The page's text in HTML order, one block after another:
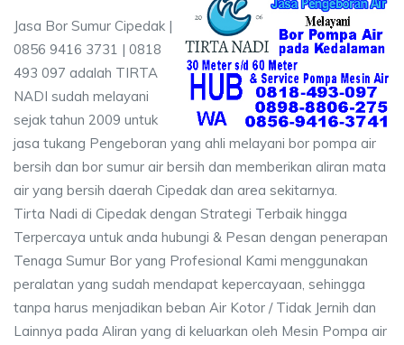
Jasa Bor Sumur Cipedak |
0856 9416 3731 | 0818
493 097 adalah TIRTA
NADI sudah melayani
sejak tahun 2009 untuk
jasa tukang Pengeboran yang ahli melayani bor pompa air
bersih dan bor sumur air bersih dan memberikan aliran mata
air yang bersih daerah Cipedak dan area sekitarnya.
Tirta Nadi di Cipedak dengan Strategi Terbaik hingga
Terpercaya untuk anda hubungi & Pesan dengan penerapan
Tenaga Sumur Bor yang Profesional Kami menggunakan
peralatan yang sudah mendapat kepercayaan, sehingga
tanpa harus menjadikan beban Air Kotor / Tidak Jernih dan
Lainnya pada Aliran yang di keluarkan oleh Mesin Pompa air